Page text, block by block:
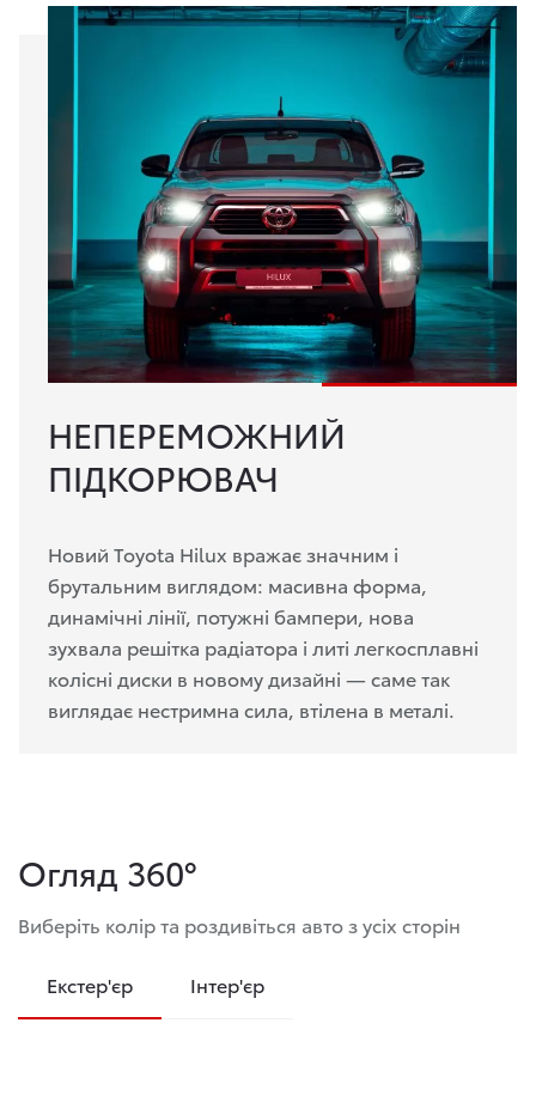
НЕПЕРЕМОЖНИЙ
ПІДКОРЮВАЧ
Новий Toyota Hilux вражає значним і
брутальним виглядом: масивна форма,
динамічні лінії, потужні бампери, нова
зухвала решітка радіатора і литі легкосплавні
колісні диски в новому дизайні — саме так
виглядає нестримна сила, втілена в металі.
Огляд 360°
Виберіть колір та роздивіться авто з усіх сторін
Екстер'єр Інтер'єр